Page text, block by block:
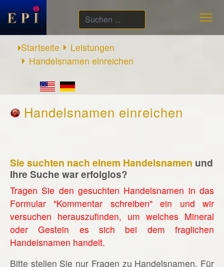
Suchen
...
Startseite
Leistungen
Handelsnamen einreichen
Handelsnamen einreichen
Sie suchten nach einem Handelsnamen und
Ihre Suche war erfolglos?
Tragen Sie den gesuchten Handelsnamen in das
Formular "Kommentar schreiben" ein und wir
versuchen herauszufinden, um welches Mineral
oder Gestein es sich bei dem fraglichen
Handelsnamen handelt.
Bitte stellen Sie nur Fragen zu Handelsnamen. Für